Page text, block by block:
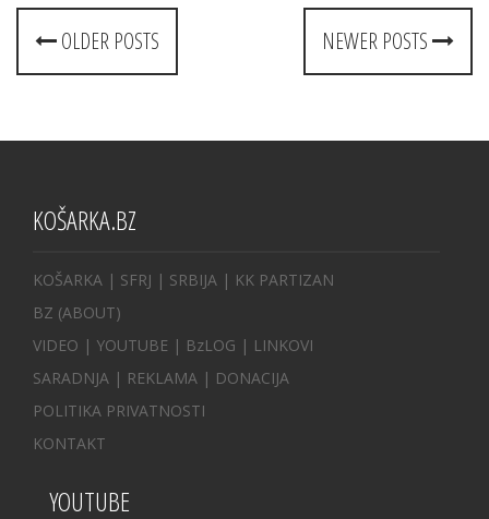
Posts
navigation
OLDER POSTS NEWER POSTS
KOŠARKA.BZ
KOŠARKA | SFRJ | SRBIJA | KK PARTIZAN
BZ (ABOUT)
VIDEO | YOUTUBE | BzLOG | LINKOVI
SARADNJA | REKLAMA | DONACIJA
POLITIKA PRIVATNOSTI
KONTAKT
YOUTUBE